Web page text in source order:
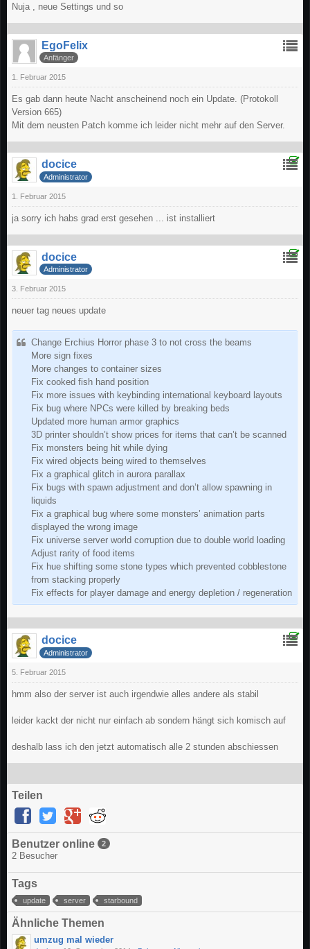
Nuja , neue Settings und so
EgoFelix
Anfänger
1. Februar 2015
Es gab dann heute Nacht anscheinend noch ein Update. (Protokoll
Version 665)
Mit dem neusten Patch komme ich leider nicht mehr auf den Server.
docice
Administrator
1. Februar 2015
ja sorry ich habs grad erst gesehen ... ist installiert
docice
Administrator
3. Februar 2015
neuer tag neues update
​Change Erchius Horror phase 3 to not cross the beams
More sign fixes
More changes to container sizes
Fix cooked fish hand position
Fix more issues with keybinding international keyboard layouts
Fix bug where NPCs were killed by breaking beds
Updated more human armor graphics
3D printer shouldn’t show prices for items that can’t be scanned
Fix monsters being hit while dying
Fix wired objects being wired to themselves
Fix a graphical glitch in aurora parallax
Fix bugs with spawn adjustment and don’t allow spawning in
liquids
Fix a graphical bug where some monsters’ animation parts
displayed the wrong image
Fix universe server world corruption due to double world loading
Adjust rarity of food items
Fix hue shifting some stone types which prevented cobblestone
from stacking properly
Fix effects for player damage and energy depletion / regeneration
docice
Administrator
5. Februar 2015
hmm also der server ist auch irgendwie alles andere als stabil
leider kackt der nicht nur einfach ab sondern hängt sich komisch auf
deshalb lass ich den jetzt automatisch alle 2 stunden abschiessen
Teilen
Benutzer online 2
2 Besucher
Tags
update server starbound
Ähnliche Themen
umzug mal wieder